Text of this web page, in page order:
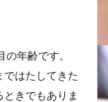
年齢です。
はたしてきた
きでもありま